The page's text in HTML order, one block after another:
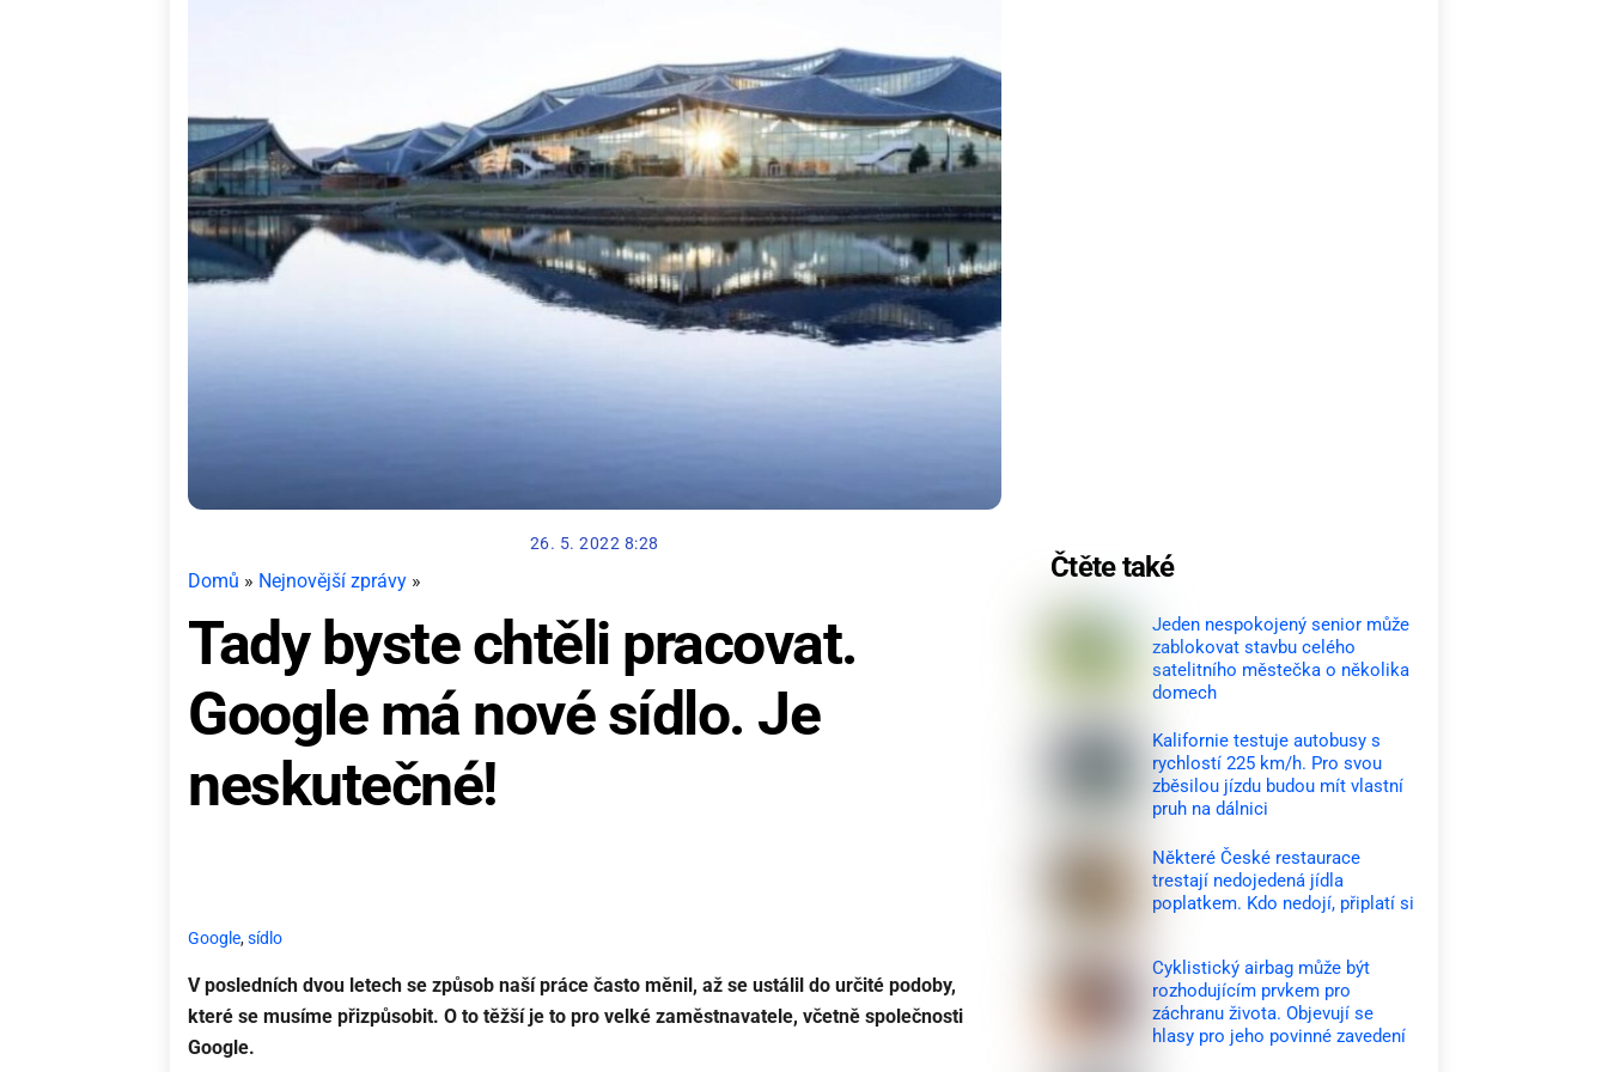
26. 5. 2022 8:28
Domů » Nejnovější zprávy »
Tady byste chtěli pracovat.
Google má nové sídlo. Je
neskutečné!
Google,sídlo
V posledních dvou letech se způsob naší práce často měnil, až se ustálil do určité podoby,
které se musíme přizpůsobit. O to těžší je to pro velké zaměstnavatele, včetně společnosti
Google.
Čtěte také
Jeden nespokojený senior může
zablokovat stavbu celého
satelitního městečka o několika
domech
Kalifornie testuje autobusy s
rychlostí 225 km/h. Pro svou
zběsilou jízdu budou mít vlastní
pruh na dálnici
Některé České restaurace
trestají nedojedená jídla
poplatkem. Kdo nedojí, připlatí si
Cyklistický airbag může být
rozhodujícím prvkem pro
záchranu života. Objevují se
hlasy pro jeho povinné zavedení